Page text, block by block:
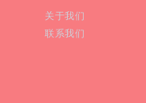
关于我们
联系我们